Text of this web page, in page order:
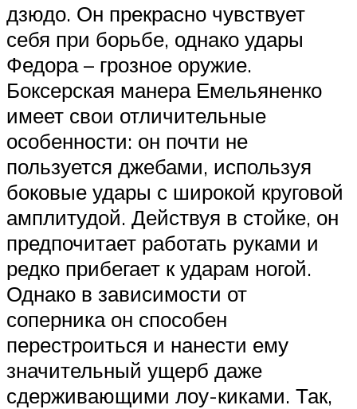
дзюдо. Он прекрасно чувствует
себя при борьбе, однако удары
Федора – грозное оружие.
Боксерская манера Емельяненко
имеет свои отличительные
особенности: он почти не
пользуется джебами, используя
боковые удары с широкой круговой
амплитудой. Действуя в стойке, он
предпочитает работать руками и
редко прибегает к ударам ногой.
Однако в зависимости от
соперника он способен
перестроиться и нанести ему
значительный ущерб даже
сдерживающими лоу-киками. Так,